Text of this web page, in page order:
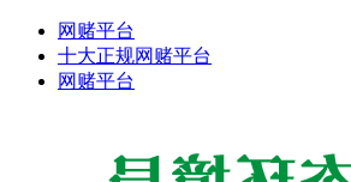
网赌平台
十大正规网赌平台
网赌平台